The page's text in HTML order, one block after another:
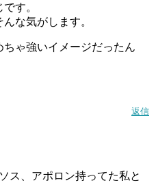
す。
な気がします。
ゃ強いイメージだったん
返信
ス、アポロン持ってた私と